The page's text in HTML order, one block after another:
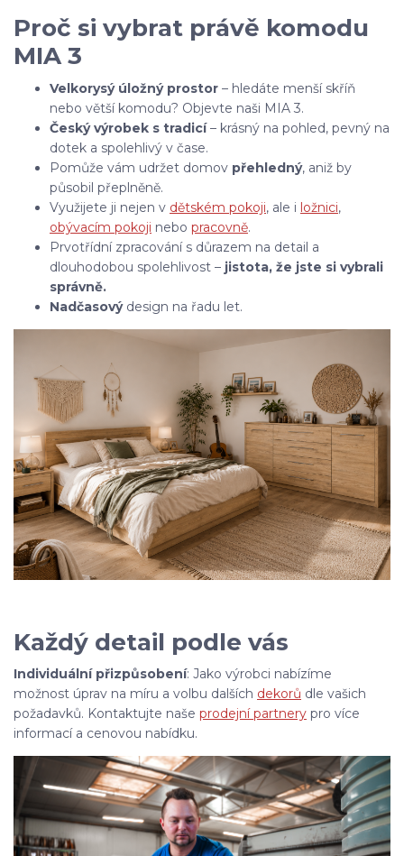
Proč si vybrat právě komodu
MIA 3
Velkorysý úložný prostor – hledáte menší skříň
nebo větší komodu? Objevte naši MIA 3.
Český výrobek s tradicí– krásný na pohled, pevný na
dotek a spolehlivý v čase.
Pomůže vám udržet domov přehledný, aniž by
působil přeplněně.
Využijete ji nejen v dětském pokoji, ale i ložnici,
obývacím pokoji nebo pracovně.
Prvotřídní zpracování s důrazem na detail a
dlouhodobou spolehlivost – jistota, že jste si vybrali
správně.
Nadčasovýdesign na řadu let.
Každý detail podle vás
Individuální přizpůsobení: Jako výrobci nabízíme
možnost úprav na míru a volbu dalších dekorů dle vašich
požadavků. Kontaktujte naše prodejní partnery pro více
informací a cenovou nabídku.